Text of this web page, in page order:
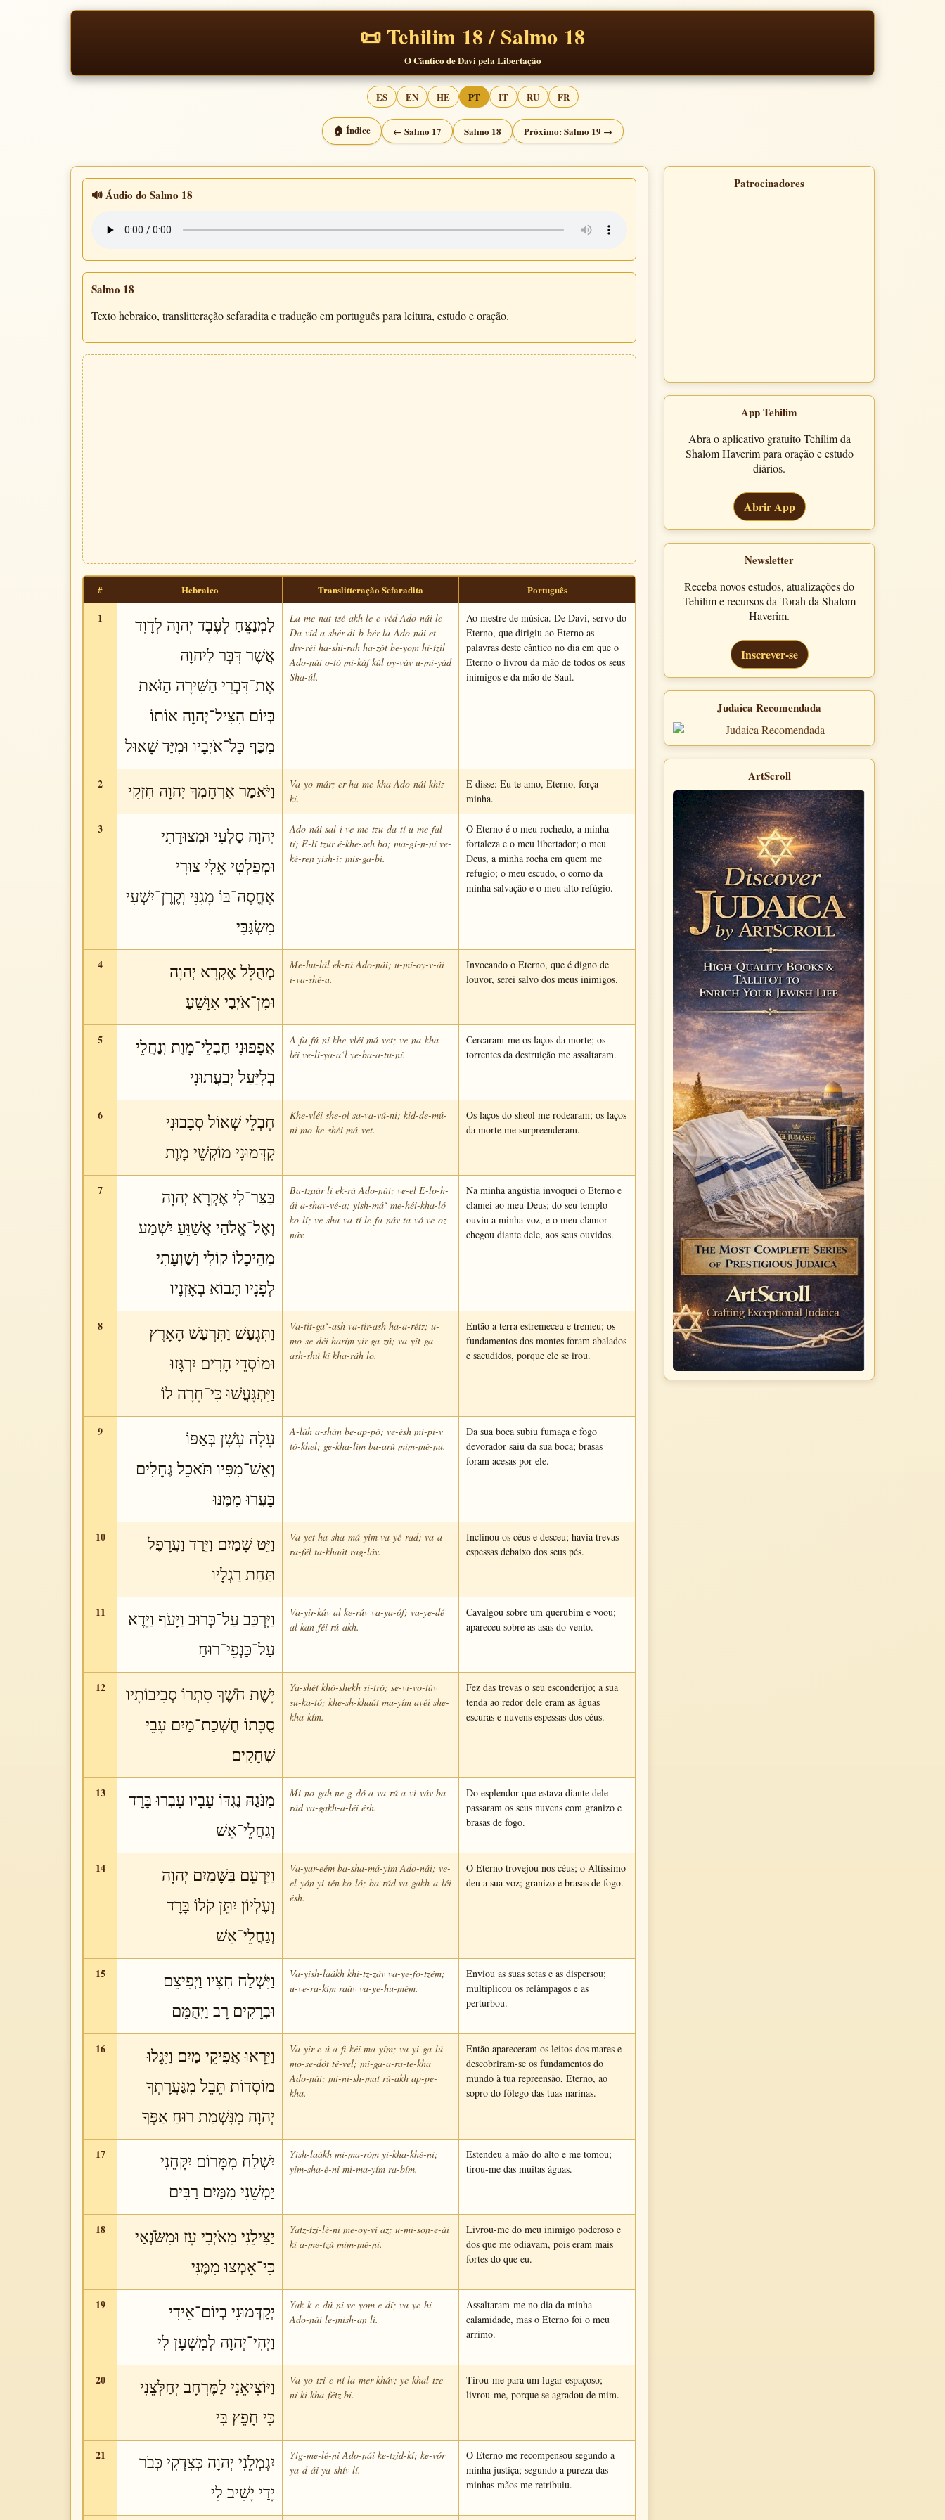
📜 Tehilim 18 / Salmo 18
O Cântico de Davi pela Libertação
ES EN HE PT IT RU FR
🏠 Índice ← Salmo 17 Salmo 18 Próximo: Salmo 19 →
🔊 Áudio do Salmo 18
Salmo 18
Texto hebraico, translitteração sefaradita e tradução em português para leitura, estudo e oração.
# Hebraico Translitteração Sefaradita Português
1
לַמְנַצֵּחַ לְעֶבֶד יְהוָה לְדָוִד
אֲשֶׁר דִּבֶּר לַיהוָה
אֶת־דִּבְרֵי הַשִּׁירָה הַזֹּאת
בְּיוֹם הִצִּיל־יְהוָה אוֹתוֹ
מִכַּף כָּל־אֹיְבָיו וּמִיַּד שָׁאוּל
La-me-nat-tsé-akh le-e-véd Ado-nái le-
Da-víd a-shér di-b-bér la-Ado-nái et
div-réi ha-shí-rah ha-zót be-yom hi-tzíl
Ado-nái o-tó mi-káf kál oy-váv u-mi-yád
Sha-úl.
Ao mestre de música. De Davi, servo do
Eterno, que dirigiu ao Eterno as
palavras deste cântico no dia em que o
Eterno o livrou da mão de todos os seus
inimigos e da mão de Saul.
2 וַיֹּאמַר אֶרְחָמְךָ יְהוָה חִזְקִי
Va-yo-már; er-ha-me-kha Ado-nái khiz-
kí.
E disse: Eu te amo, Eterno, força
minha.
3
יְהוָה סַלְעִי וּמְצוּדָתִי
וּמְפַלְטִי אֵלִי צוּרִי
אֶחֱסֶה־בּוֹ מָגִנִּי וְקֶרֶן־יִשְׁעִי
מִשְׂגַּבִּי
Ado-nái sal-i ve-me-tzu-da-tí u-me-fal-
tí; E-lí tzur é-khe-seh bo; ma-gi-n-ní ve-
ké-ren yish-í; mis-ga-bí.
O Eterno é o meu rochedo, a minha
fortaleza e o meu libertador; o meu
Deus, a minha rocha em quem me
refugio; o meu escudo, o corno da
minha salvação e o meu alto refúgio.
4
מְהֻלָּל אֶקְרָא יְהוָה
וּמִן־אֹיְבַי אִוָּשֵׁעַ
Me-hu-lál ek-rá Ado-nái; u-mi-oy-v-ái
i-va-shé-a.
Invocando o Eterno, que é digno de
louvor, serei salvo dos meus inimigos.
5
אֲפָפוּנִי חֶבְלֵי־מָוֶת וְנַחֲלֵי
בְלִיַּעַל יְבַעֲתוּנִי
A-fa-fú-ni khe-vléi má-vet; ve-na-kha-
léi ve-li-ya-a‘l ye-ba-a-tu-ní.
Cercaram-me os laços da morte; os
torrentes da destruição me assaltaram.
6
חֶבְלֵי שְׁאוֹל סְבָבוּנִי
קִדְּמוּנִי מוֹקְשֵׁי מָוֶת
Khe-vléi she-ol sa-va-vú-ni; kid-de-mú-
ni mo-ke-shéi má-vet.
Os laços do sheol me rodearam; os laços
da morte me surpreenderam.
7
בַּצַּר־לִי אֶקְרָא יְהוָה
וְאֶל־אֱלֹהַי אֲשַׁוֵּעַ יִשְׁמַע
מֵהֵיכָלוֹ קוֹלִי וְשַׁוְעָתִי
לְפָנָיו תָּבוֹא בְאָזְנָיו
Ba-tzaár li ek-rá Ado-nái; ve-el E-lo-h-
ái a-shav-vé-a; yish-má‘ me-héi-kha-ló
ko-lí; ve-sha-va-tí le-fa-náv ta-vó ve-oz-
náv.
Na minha angústia invoquei o Eterno e
clamei ao meu Deus; do seu templo
ouviu a minha voz, e o meu clamor
chegou diante dele, aos seus ouvidos.
8
וַתִּגְעַשׁ וַתִּרְעַשׁ הָאָרֶץ
וּמוֹסְדֵי הָרִים יִרְגָּזוּ
וַיִּתְגָּעֲשׁוּ כִּי־חָרָה לוֹ
Va-tit-ga‘-ash va-tir-ash ha-a-rétz; u-
mo-se-déi harím yir-ga-zú; va-yit-ga-
ash-shú ki kha-ráh lo.
Então a terra estremeceu e tremeu; os
fundamentos dos montes foram abalados
e sacudidos, porque ele se irou.
9
עָלָה עָשָׁן בְּאַפּוֹ
וְאֵשׁ־מִפִּיו תֹּאכֵל גֶּחָלִים
בָּעֲרוּ מִמֶּנּוּ
A-láh a-shán be-ap-pó; ve-ésh mi-pi-v
tó-khel; ge-kha-lím ba-arú mim-mé-nu.
Da sua boca subiu fumaça e fogo
devorador saiu da sua boca; brasas
foram acesas por ele.
10
וַיֵּט שָׁמַיִם וַיֵּרַד וַעֲרָפֶל
תַּחַת רַגְלָיו
Va-yet ha-sha-má-yim va-yé-rad; va-a-
ra-fél ta-khaát rag-láv.
Inclinou os céus e desceu; havia trevas
espessas debaixo dos seus pés.
11
וַיִּרְכַּב עַל־כְּרוּב וַיָּעֹף וַיֵּדֶא
עַל־כַּנְפֵי־רוּחַ
Va-yir-káv al ke-rúv va-ya-óf; va-ye-dé
al kan-féi rú-akh.
Cavalgou sobre um querubim e voou;
apareceu sobre as asas do vento.
12
יָשֶׁת חֹשֶׁךְ סִתְרוֹ סְבִיבוֹתָיו
סֻכָּתוֹ חֶשְׁכַת־מַיִם עָבֵי
שְׁחָקִים
Ya-shét khó-shekh si-tró; se-vi-vo-táv
su-ka-tó; khe-sh-khaát ma-yím avéi she-
kha-kím.
Fez das trevas o seu esconderijo; a sua
tenda ao redor dele eram as águas
escuras e nuvens espessas dos céus.
13
מִנֹּגַהּ נֶגְדּוֹ עָבָיו עָבְרוּ בָּרָד
וְגַחֲלֵי־אֵשׁ
Mi-no-gah ne-g-dó a-va-rú a-vi-váv ba-
rád va-gakh-a-léi ésh.
Do esplendor que estava diante dele
passaram os seus nuvens com granizo e
brasas de fogo.
14
וַיַּרְעֵם בַּשָּׁמַיִם יְהוָה
וְעֶלְיוֹן יִתֵּן קֹלוֹ בָּרָד
וְגַחֲלֵי־אֵשׁ
Va-yar-eém ba-sha-má-yim Ado-nái; ve-
el-yón yi-tén ko-ló; ba-rád va-gakh-a-léi
ésh.
O Eterno trovejou nos céus; o Altíssimo
deu a sua voz; granizo e brasas de fogo.
15
וַיִּשְׁלַח חִצָּיו וַיְפִיצֵם
וּבְרָקִים רָב וַיְהֻמֵּם
Va-yish-laákh khi-tz-záv va-ye-fo-tzém;
u-ve-ra-kím raáv va-ye-hu-mém.
Enviou as suas setas e as dispersou;
multiplicou os relâmpagos e as
perturbou.
16
וַיֵּרָאוּ אֲפִיקֵי מַיִם וַיִּגָּלוּ
מוֹסְדוֹת תֵּבֵל מִגַּעֲרָתְךָ
יְהוָה מִנִּשְׁמַת רוּחַ אַפֶּךָ
Va-yir-e-ú a-fi-kéi ma-yím; va-yi-ga-lú
mo-se-dót té-vel; mi-ga-a-ra-te-kha
Ado-nái; mi-ni-sh-mat rú-akh ap-pe-
kha.
Então apareceram os leitos dos mares e
descobriram-se os fundamentos do
mundo à tua repreensão, Eterno, ao
sopro do fôlego das tuas narinas.
17
יִשְׁלַח מִמָּרוֹם יִקָּחֵנִי
יַמְשֵׁנִי מִמַּיִם רַבִּים
Yish-laákh mi-ma-róm yi-kha-khé-ni;
yim-sha-é-ni mi-ma-yím ra-bím.
Estendeu a mão do alto e me tomou;
tirou-me das muitas águas.
18
יַצִּילֵנִי מֵאֹיְבִי עָז וּמִשֹּׂנְאַי
כִּי־אָמְצוּ מִמֶּנִּי
Yatz-tzi-lé-ni me-oy-ví az; u-mi-son-e-ái
ki a-me-tzú mim-mé-ni.
Livrou-me do meu inimigo poderoso e
dos que me odiavam, pois eram mais
fortes do que eu.
19
יְקַדְּמוּנִי בְיוֹם־אֵידִי
וַיְהִי־יְהוָה לְמִשְׁעָן לִי
Yak-k-e-dú-ni ve-yom e-dí; va-ye-hí
Ado-nái le-mish-an lí.
Assaltaram-me no dia da minha
calamidade, mas o Eterno foi o meu
arrimo.
20
וַיּוֹצִיאֵנִי לַמֶּרְחָב יְחַלְּצֵנִי
כִּי חָפֵץ בִּי
Va-yo-tzi-e-ní la-mer-kháv; ye-khal-tze-
ní ki kha-fétz bí.
Tirou-me para um lugar espaçoso;
livrou-me, porque se agradou de mim.
21
יִגְמְלֵנִי יְהוָה כְּצִדְקִי כְּבֹר
יָדַי יָשִׁיב לִי
Yig-me-lé-ni Ado-nái ke-tzid-kí; ke-vór
ya-d-ái ya-shív lí.
O Eterno me recompensou segundo a
minha justiça; segundo a pureza das
minhas mãos me retribuiu.
Patrocinadores
App Tehilim
Abra o aplicativo gratuito Tehilim da
Shalom Haverim para oração e estudo
diários.
Abrir App
Newsletter
Receba novos estudos, atualizações do
Tehilim e recursos da Torah da Shalom
Haverim.
Inscrever-se
Judaica Recomendada
ArtScroll